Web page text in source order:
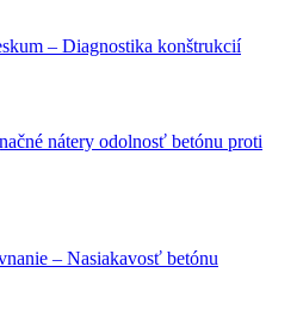
– Diagnostika konštrukcií
nátery odolnosť betónu proti
– Nasiakavosť betónu